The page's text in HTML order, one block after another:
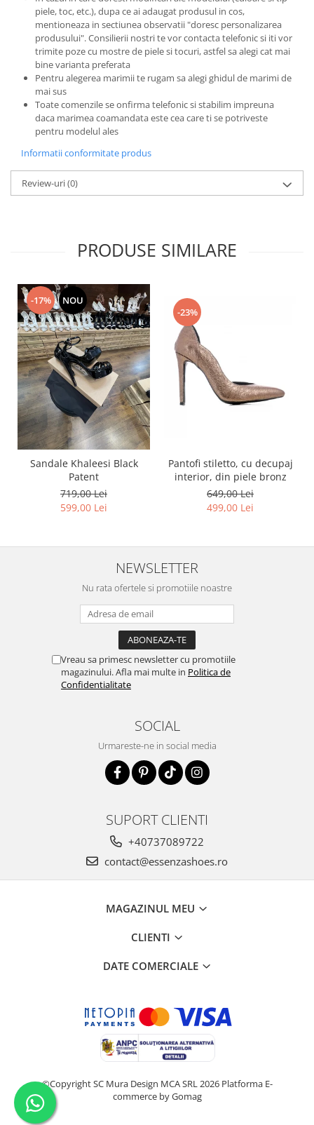
piele, toc, etc.), dupa ce ai adaugat produsul in cos,
mentioneaza in sectiunea observatii "doresc personalizarea
produsului". Consilierii nostri te vor contacta telefonic si iti vor
trimite poze cu mostre de piele si tocuri, astfel sa alegi cat mai
bine varianta preferata
Pentru alegerea marimii te rugam sa alegi ghidul de marimi de
mai sus
Toate comenzile se onfirma telefonic si stabilim impreuna
daca marimea coamandata este cea care ti se potriveste
pentru modelul ales
Informatii conformitate produs
Review-uri(0)
PRODUSE SIMILARE
-17% NOU
Sandale Khaleesi Black
Patent
719,00 Lei
599,00 Lei
-23%
Pantofi stiletto, cu decupaj
interior, din piele bronz
649,00 Lei
499,00 Lei
NEWSLETTER
Nu rata ofertele si promotiile noastre
Vreau sa primesc newsletter cu promotiile
magazinului. Afla mai multe in Politica de
Confidentialitate
SOCIAL
Urmareste-ne in social media
SUPORT CLIENTI
+40737089722
contact@essenzashoes.ro
MAGAZINUL MEU
CLIENTI
DATE COMERCIALE
©Copyright SC Mura Design MCA SRL 2026 Platforma E-
commerce by Gomag